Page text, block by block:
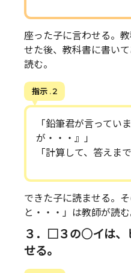
座った子に言わせる。
せた後、教科書に書い
読む。
指示 . 2
「鉛筆君が言ってい
が・・・』」
「計算して、答えま
できた子に読ませる。
と・・・」は教師が読む
３．□３の○イは、
せる。